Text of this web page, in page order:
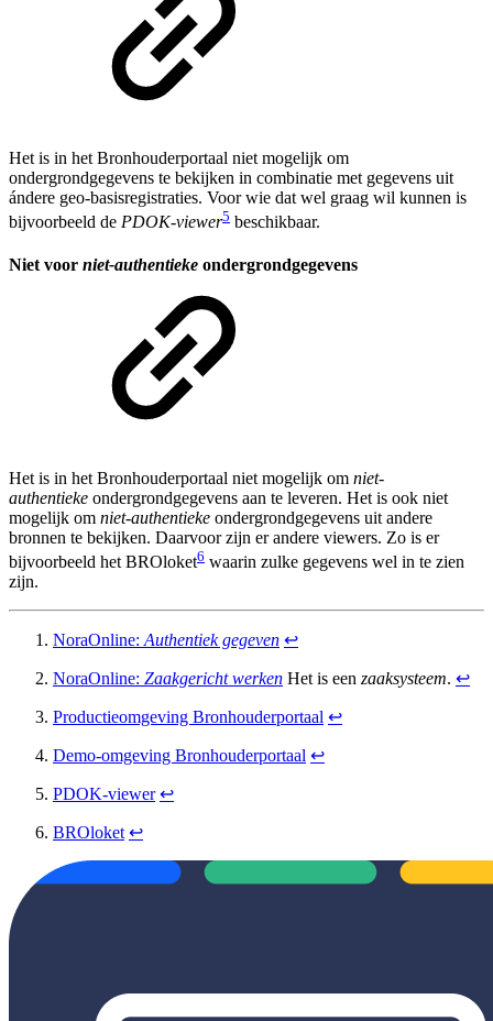
Het is in het Bronhouderportaal niet mogelijk om
ondergrondgegevens te bekijken in combinatie met gegevens uit
ándere geo-basisregistraties. Voor wie dat wel graag wil kunnen is
bijvoorbeeld de PDOK-viewer5 beschikbaar.
Niet voor niet-authentieke ondergrondgegevens
Het is in het Bronhouderportaal niet mogelijk om niet-
authentieke ondergrondgegevens aan te leveren. Het is ook niet
mogelijk om niet-authentieke ondergrondgegevens uit andere
bronnen te bekijken. Daarvoor zijn er andere viewers. Zo is er
bijvoorbeeld het BROloket6 waarin zulke gegevens wel in te zien
zijn.
NoraOnline: Authentiek gegeven ↩︎
NoraOnline: Zaakgericht werken Het is een zaaksysteem. ↩︎
Productieomgeving Bronhouderportaal ↩︎
Demo-omgeving Bronhouderportaal ↩︎
PDOK-viewer ↩︎
BROloket ↩︎